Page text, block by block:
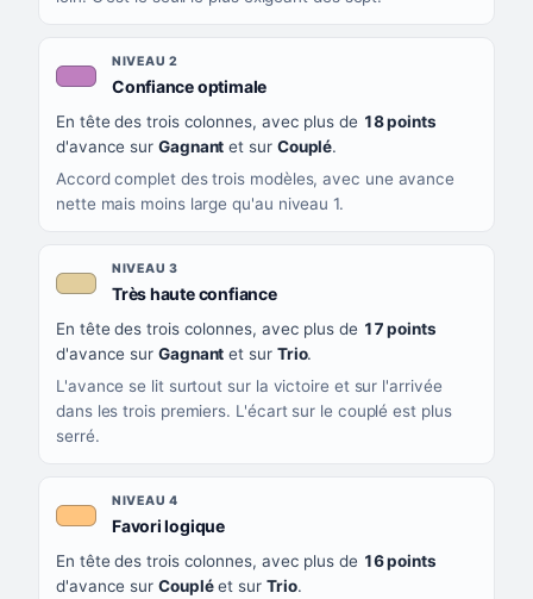
NIVEAU 2
Confiance optimale, couleur mauve
En tête des trois colonnes, avec plus de 18 points
d'avance sur Gagnant et sur Couplé.
Accord complet des trois modèles, avec une avance
nette mais moins large qu'au niveau 1.
NIVEAU 3
Très haute confiance, couleur beige
En tête des trois colonnes, avec plus de 17 points
d'avance sur Gagnant et sur Trio.
L'avance se lit surtout sur la victoire et sur l'arrivée
dans les trois premiers. L'écart sur le couplé est plus
serré.
NIVEAU 4
Favori logique, couleur orange clair
En tête des trois colonnes, avec plus de 16 points
d'avance sur Coupléet sur Trio.